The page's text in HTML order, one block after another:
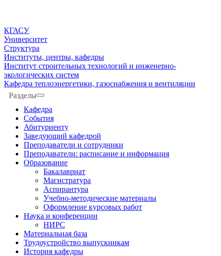
КГАСУ
Университет
Структура
Институты, центры, кафедры
Институт строительных технологий и инженерно-
экологических систем
Кафедра теплоэнергетики, газоснабжения и вентиляции
Разделы
Кафедра
События
Абитуриенту
Заведующий кафедрой
Преподаватели и сотрудники
Преподаватели: расписание и информация
Образование
Бакалавриат
Магистратура
Аспирантура
Учебно-методические материалы
Оформление курсовых работ
Наука и конференции
НИРС
Материальная база
Трудоустройство выпускникам
История кафедры